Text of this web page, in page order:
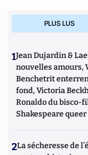
PLUS LUS
1Jean Dujardin &
nouvelles amours,
Benchetrit
fond, Victoria
Ronaldo du bisco-
Shakespeare queer
2La sécheresse de